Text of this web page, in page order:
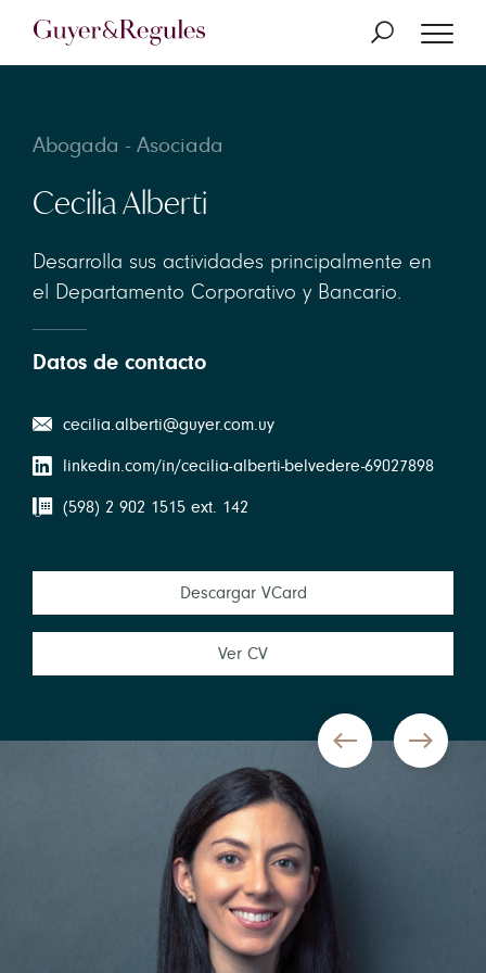
Abogada - Asociada
Cecilia Alberti
Desarrolla sus actividades principalmente en
el Departamento Corporativo y Bancario.
Datos de contacto
cecilia.alberti@guyer.com.uy
linkedin.com/in/cecilia-alberti-belvedere-69027898
(598) 2 902 1515 ext. 142
Descargar VCard
Ver CV